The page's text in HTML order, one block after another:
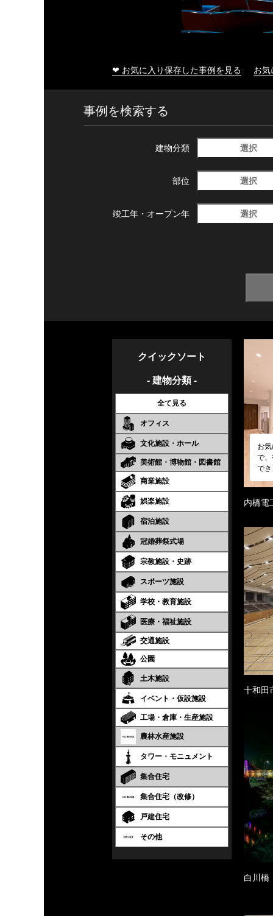
❤ お気に入り保存した事例を見る お
事例を検索する
建物分類 選択
部位 選択
竣工年・ オープン年 選択
クイックソート
- 建物分類 -
全て見る
オフィス
文化施設・ホール
美術館・博物館・図書館
商業施設
娯楽施設
宿泊施設
冠婚葬祭式場
宗教施設・史跡
スポーツ施設
学校・教育施設
医療・福祉施設
交通施設
公園
土木施設
イベント・仮設施設
工場・倉庫・生産施設
農林水産施設
タワー・モニュメント
集合住宅
集合住宅（改修）
戸建住宅
その他
お
で
で
内橋電
十和田
白川橋